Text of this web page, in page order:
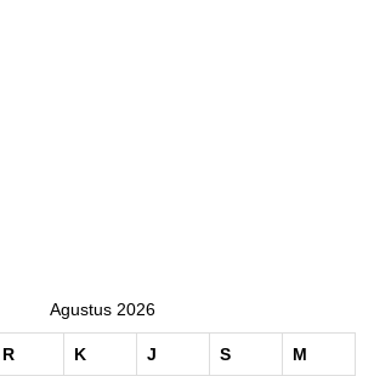
Agustus 2026
R K J S M